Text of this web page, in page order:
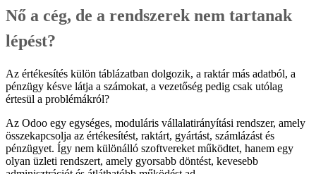
Nő a cég, de a rendszerek nem tartanak
lépést?
Az értékesítés külön táblázatban dolgozik, a raktár más adatból, a
pénzügy késve látja a számokat, a vezetőség pedig csak utólag
értesül a problémákról?
Az Odoo egy egységes, moduláris vállalatirányítási rendszer, amely
összekapcsolja az értékesítést, raktárt, gyártást, számlázást és
pénzügyet. Így nem különálló szoftvereket működtet, hanem egy
olyan üzleti rendszert, amely gyorsabb döntést, kevesebb